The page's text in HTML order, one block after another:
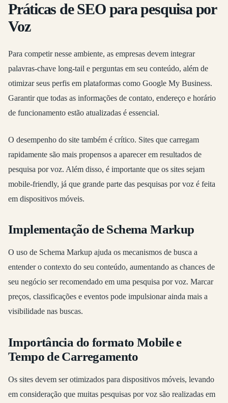
Práticas de SEO para pesquisa por
Voz
Para competir nesse ambiente, as empresas devem integrar
palavras-chave long-tail e perguntas em seu conteúdo, além de
otimizar seus perfis em plataformas como Google My Business.
Garantir que todas as informações de contato, endereço e horário
de funcionamento estão atualizadas é essencial.
O desempenho do site também é crítico. Sites que carregam
rapidamente são mais propensos a aparecer em resultados de
pesquisa por voz. Além disso, é importante que os sites sejam
mobile-friendly, já que grande parte das pesquisas por voz é feita
em dispositivos móveis.
Implementação de Schema Markup
O uso de Schema Markup ajuda os mecanismos de busca a
entender o contexto do seu conteúdo, aumentando as chances de
seu negócio ser recomendado em uma pesquisa por voz. Marcar
preços, classificações e eventos pode impulsionar ainda mais a
visibilidade nas buscas.
Importância do formato Mobile e
Tempo de Carregamento
Os sites devem ser otimizados para dispositivos móveis, levando
em consideração que muitas pesquisas por voz são realizadas em